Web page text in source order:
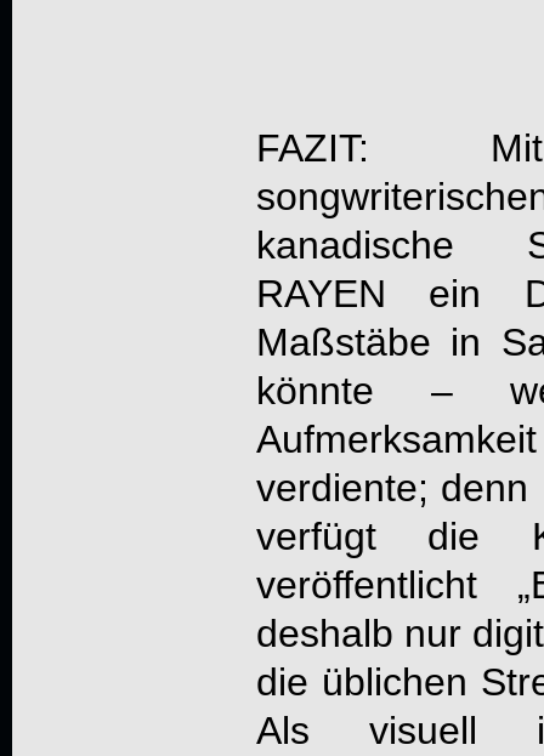
FAZIT: Mit
kanadische
RAYEN ein
Maßstäbe in
könnte –
verdiente;
verfügt die
veröffentlicht „
deshalb nur
die üblichen
Als visuell